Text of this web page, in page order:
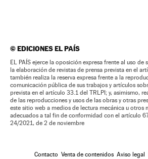
©EDICIONES EL PAÍS
EL PAÍS ejerce la oposición expresa frente al uso de
la elaboración de revistas de prensa prevista en el
también realiza la reserva expresa frente a la
comunicación pública de sus trabajos y artículos
prevista en el artículo 33.1 del TRLPI; y, asimismo,
de las reproducciones y usos de las obras y otras
este sitio web a medios de lectura mecánica u otros
adecuados a tal fin de conformidad con el artículo
24/2021, de 2 de noviembre
Contacto Venta de contenidos Aviso legal